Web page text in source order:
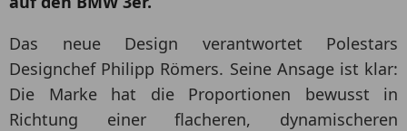
Das neue Design verantwortet Polestars
Designchef Philipp Römers. Seine Ansage ist klar:
Die Marke hat die Proportionen bewusst in
Richtung einer flacheren, dynamischeren